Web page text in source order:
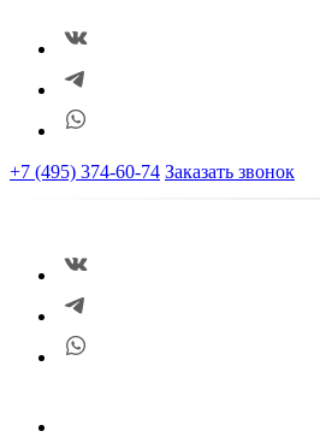
+7 (495) 374-60-74 Заказать звонок